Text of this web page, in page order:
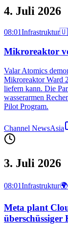
4. Juli 2026
08:01Infrastruktur
Mikroreaktor
Valar Atomics
Mikroreaktor Ward
liefern kann. Die
wasserarmen
Pilot Program.
Channel NewsAsia
3. Juli 2026
08:01Infrastruktur🌍
Meta plant
überschüssiger